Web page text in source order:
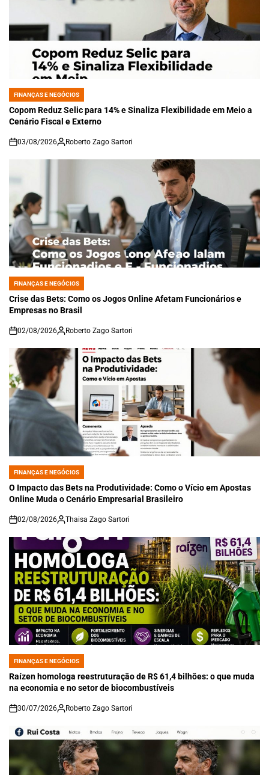
POSTED
IN
FINANÇAS E NEGÓCIOS
Copom Reduz Selic para 14% e Sinaliza Flexibilidade em Meio a
Cenário Fiscal e Externo
on
03/08/2026 Roberto Zago Sartori
POSTED
IN
FINANÇAS E NEGÓCIOS
Crise das Bets: Como os Jogos Online Afetam Funcionários e
Empresas no Brasil
on
02/08/2026 Roberto Zago Sartori
POSTED
IN
FINANÇAS E NEGÓCIOS
O Impacto das Bets na Produtividade: Como o Vício em Apostas
Online Muda o Cenário Empresarial Brasileiro
on
02/08/2026 Thaisa Zago Sartori
POSTED
IN
FINANÇAS E NEGÓCIOS
Raízen homologa reestruturação de R$ 61,4 bilhões: o que muda
na economia e no setor de biocombustíveis
on
30/07/2026 Roberto Zago Sartori